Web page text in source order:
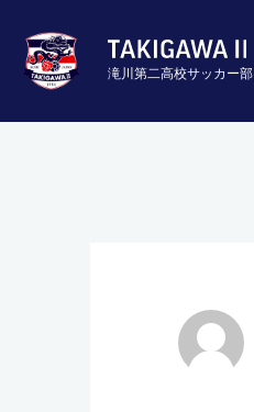
滝川第二高校サッカー部